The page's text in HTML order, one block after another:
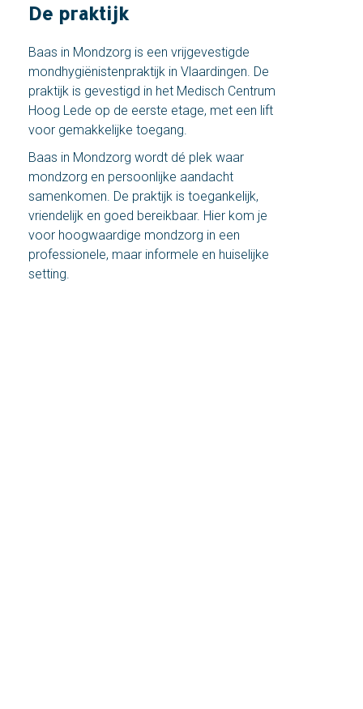
De praktijk
Baas in Mondzorg is een vrijgevestigde
mondhygiënistenpraktijk in Vlaardingen. De
praktijk is gevestigd in het Medisch Centrum
Hoog Lede op de eerste etage, met een lift
voor gemakkelijke toegang.
Baas in Mondzorg wordt dé plek waar
mondzorg en persoonlijke aandacht
samenkomen. De praktijk is toegankelijk,
vriendelijk en goed bereikbaar. Hier kom je
voor hoogwaardige mondzorg in een
professionele, maar informele en huiselijke
setting.